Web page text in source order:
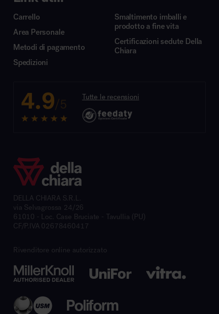
Carrello
Area Personale
Metodi di pagamento
Spedizioni
Smaltimento imballi e
prodotto a fine vita
Certificazioni sedute Della
Chiara
4.9/5 Tutte le recensioni
DELLA CHIARA S.R.L.
via Selvagrossa 24/26
61010 - Loc. Case Bruciate - Tavullia (PU)
CF/P.IVA 02678460417
Rivenditore online autorizzato